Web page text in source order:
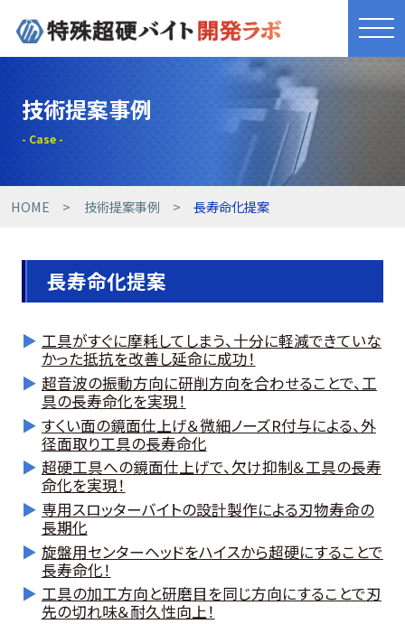
きれものづくり
商品・サービス
工具開発事例
技術コラム
設備紹介
お客様の声
よくある質問
0274-62-1744
（平日：9:00 ~ 17:00)
技術提案事例
HOME 技術提案事例 長寿命化提案
長寿命化提案
工具がすぐに摩耗してしまう、十分に軽減できていな
かった抵抗を改善し延命に成功！
超音波の振動方向に研削方向を合わせることで、工
具の長寿命化を実現！
すくい面の鏡面仕上げ＆微細ノーズR付与による、外
径面取り工具の長寿命化
超硬工具への鏡面仕上げで、欠け抑制＆工具の長寿
命化を実現！
専用スロッターバイトの設計製作による刃物寿命の
長期化
旋盤用センターヘッドをハイスから超硬にすることで
長寿命化！
工具の加工方向と研磨目を同じ方向にすることで刃
先の切れ味＆耐久性向上！